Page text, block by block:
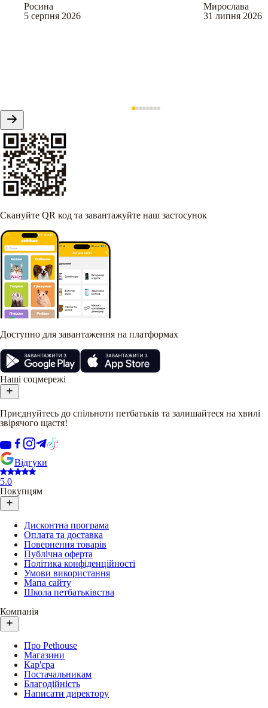
Росина
5 серпня 2026
Мирослава
31 липня 2026
Скануйте QR код та завантажуйте наш застосунок
Доступно для завантаження на платформах
Наші соцмережі
Приєднуйтесь до спільноти петбатьків та залишайтеся на хвилі
звірячого щастя!
Відгуки
5.0
Покупцям
Дисконтна програма
Оплата та доставка
Повернення товарів
Публічна оферта
Політика конфіденційності
Умови використання
Мапа сайту
Школа петбатьківства
Компанія
Про Pethouse
Магазини
Кар'єра
Постачальникам
Благодійність
Написати директору